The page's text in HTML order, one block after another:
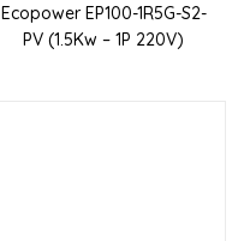
Ecopower EP100-1R5G-S2-
PV (1.5Kw – 1P 220V)